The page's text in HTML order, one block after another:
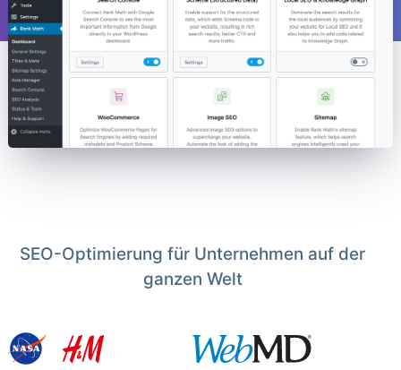
SEO-Optimierung für Unternehmen auf der
ganzen Welt